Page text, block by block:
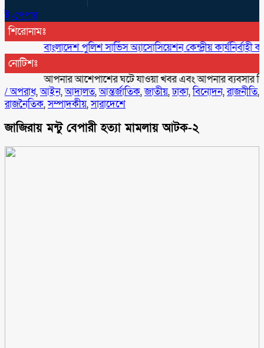
ই-পেপার
শিরোনামঃ
বাংলাদেশ পুলিশ সার্ভিস অ্যাসোসিয়েশন কেন্দ্রীয় কার্যনির্বাহী
নোটিশঃ
আপনার আশেপাশের ঘটে যাওয়া খবর এবং আপনার ব্যবসার
/অপরাধ,আইন,আদালত,আন্তর্জাতিক,জাতীয়,ঢাকা,বিনোদন,রাজনীতি,
রাজনৈতিক,সম্পাদকীয়,সারাদেশে
জাজিরায় মন্টু বেপারী হত্যা মামলায় আটক-২